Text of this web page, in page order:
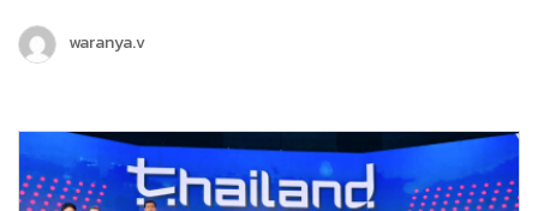
และการลงทุนดาวเด่นของ South East Asia ตั้งแต่เดือนกุมภาพันธ์
ปี 2564 จนปัจจุบันเข้าปีที่ 3 ทีม MakeWebEasy Indonesia ของเรา
15,000…
waranya.v